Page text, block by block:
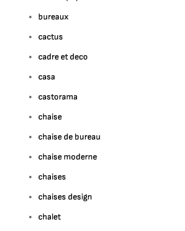
bureaux
cactus
cadre et deco
casa
castorama
chaise
chaise de bureau
chaise moderne
chaises
chaises design
chalet